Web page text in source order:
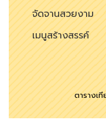
จัดจานสวยงาม
เมนูสร้างสรรค์
ตารางเ